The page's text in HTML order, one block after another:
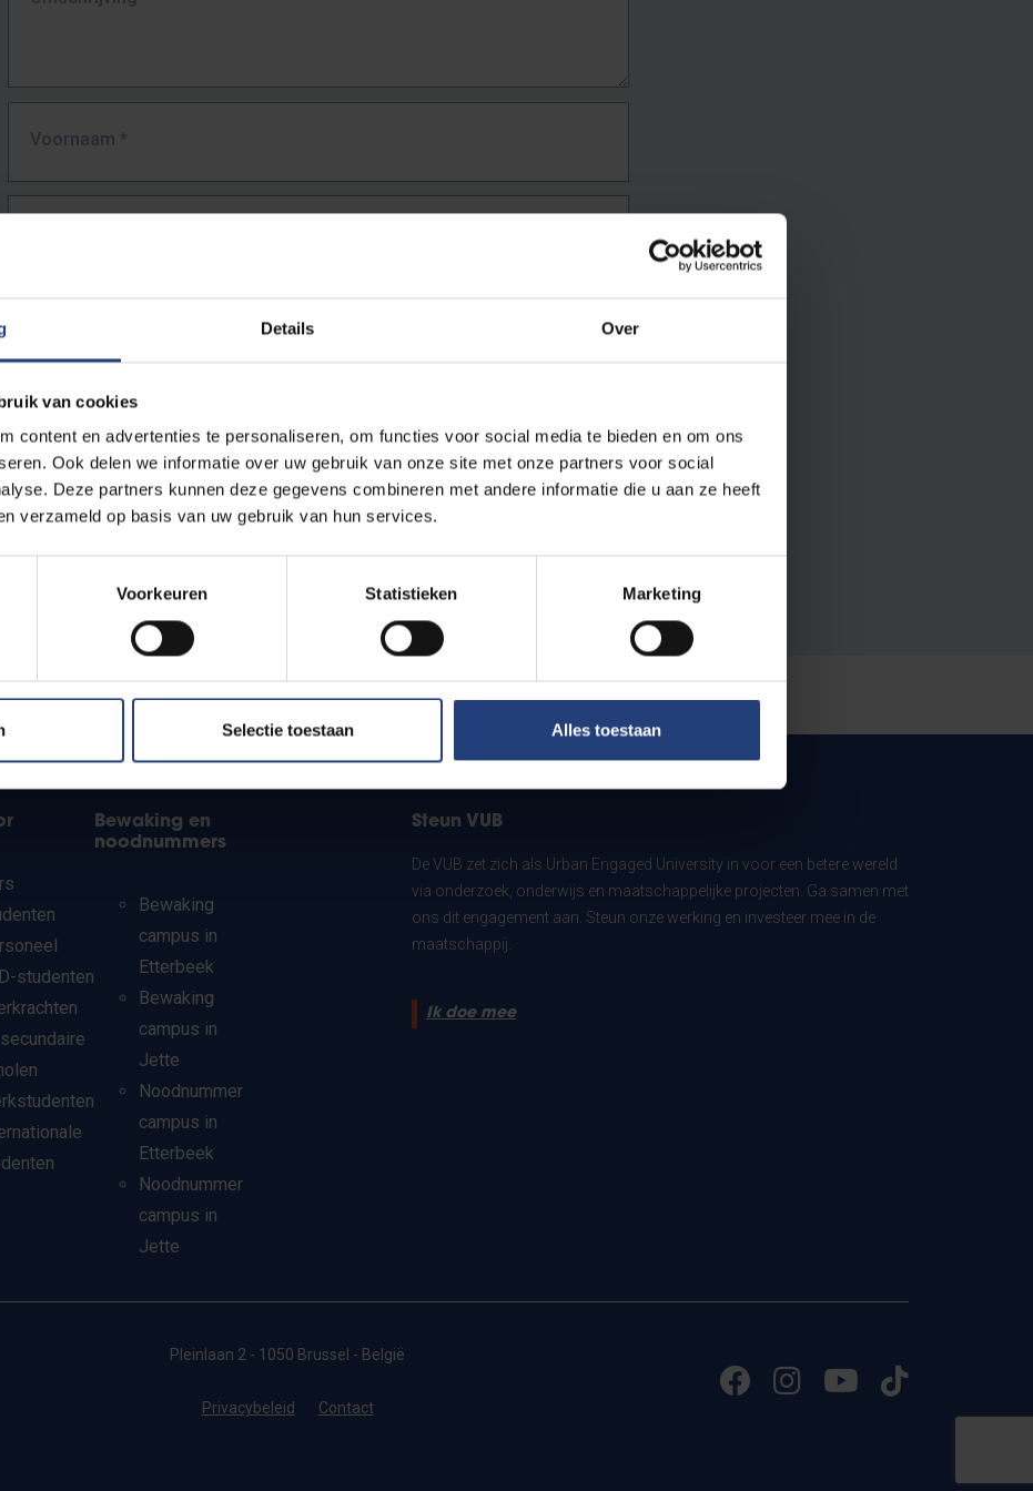
Details Over
van cookies
content en advertenties te personaliseren, om functies voor social media te bieden en om ons
Ook delen we informatie over uw gebruik van onze site met onze partners voor social
Deze partners kunnen deze gegevens combineren met andere informatie die u aan ze heeft
verzameld op basis van uw gebruik van hun services.
Voorkeuren Statistieken Marketing
Selectie toestaan Alles toestaan
Voornaam *
URL*
De volledige URL van de pagina waar je de fout zag.
Bv. https://www.vub.be/nl/studeren-aan-de-vub/alle-opleidingen
studenten
Bewaking en
noodnummers
Bewaking
campus in
Etterbeek
Bewaking
campus in
Jette
Noodnummer
campus in
Etterbeek
Noodnummer
campus in
Jette
Steun VUB
De VUB zet zich als Urban Engaged University in voor een betere wereld
via onderzoek, onderwijs en maatschappelijke projecten. Ga samen met
ons dit engagement aan. Steun onze werking en investeer mee in de
maatschappij.
Ik doe mee
Pleinlaan 2 - 1050 Brussel - België
Privacybeleid Contact